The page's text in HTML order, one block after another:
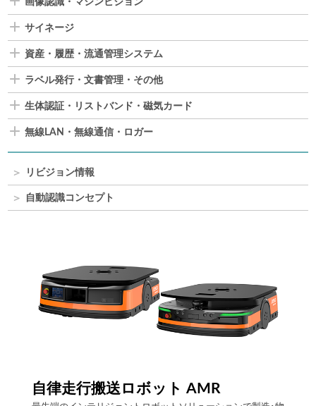
サイネージ
資産・履歴・流通管理システム
ラベル発行・文書管理・その他
生体認証・リストバンド・磁気カード
無線LAN・無線通信・ロガー
リビジョン情報
自動認識コンセプト
Compact Logistics Solution
アイニックスが考える物流システムのあるべき姿とは、これ